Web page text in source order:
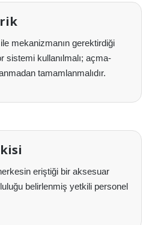
mekanizmanın gerektirdiği
sistemi kullanılmalı; açma-
tamamlanmalıdır.
eriştiği bir aksesuar
belirlenmiş yetkili personel